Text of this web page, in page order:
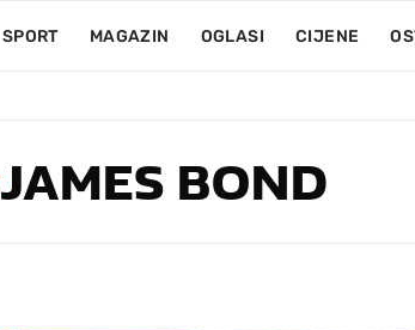
SPORT MAGAZIN OGLASI CIJENE
JAMES BOND